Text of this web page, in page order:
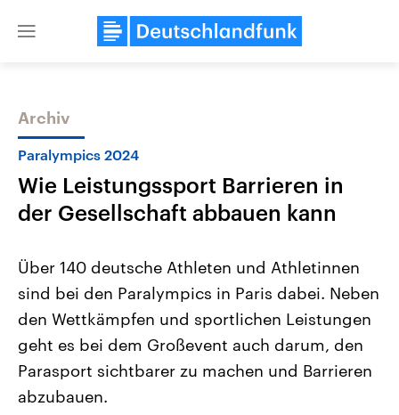
Close
Themen
Landtagswahl Sachsen-Anhalt
2026
Alle Informationen
Sachsen-Anhalt wählt am 6.
September 2026 einen neuen
Landtag. Seit 2021 wird das
Bundesland von einer Koalition aus
USA
Aktuelle Beiträge,
Hintergründe
Wirtschaftlich und
gehören die Vereinigten
den mächtigsten Ländern
Archiv
Paralympics 2024
Wie Leistungssport Barrieren in
der Gesellschaft abbauen kann
Über 140 deutsche Athleten und Athletinnen
sind bei den Paralympics in Paris dabei. Neben
den Wettkämpfen und sportlichen Leistungen
geht es bei dem Großevent auch darum, den
Parasport sichtbarer zu machen und Barrieren
abzubauen.